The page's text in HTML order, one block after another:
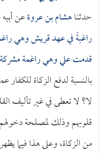
حدثناهشام بن عروةعن
راغبةً في عهد قريش وهي
قدمت علي وهي راغمة
بالنسبة لدفع الزكاة
لا؟ لا تعطى في غير تأليف
قلوبهم وذلك لمصلحة
من الزكاة، وعلى هذا فيما